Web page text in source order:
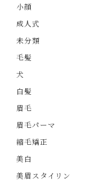
小顔
成人式
未分類
毛髪
犬
白髪
眉毛
眉毛パーマ
縮毛矯正
美白
美眉スタイリン